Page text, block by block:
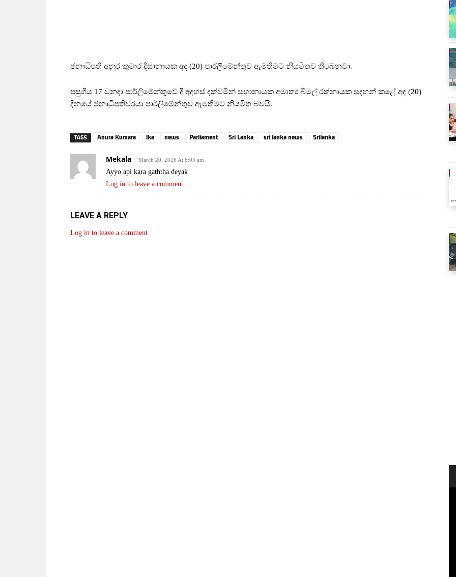
ජනාධිපති අනුර කුමාර දිසානායක අද (20) පාර්ලිමේන්තුව ඇමතීමට නියමිතව තිබෙනවා.
පසුගිය 17 වනදා පාර්ලිමේන්තුවේ දී අදහස් දක්වමින් සභානායක අමාත්‍ය බිමල් රත්නායක සඳහන් කළේ අද (20)
දිනයේ ජනාධිපතිවරයා පාර්ලිමේන්තුව ඇමතීමට නියමිත බවයි.
TAGS Anura Kumara lka news Parliament Sri Lanka sri lanka news Srilanka
Mekala March 20, 2026 At 8:03 am
Ayyo api kara gaththa deyak
Log in to leave a comment
LEAVE A REPLY
Log in to leave a comment